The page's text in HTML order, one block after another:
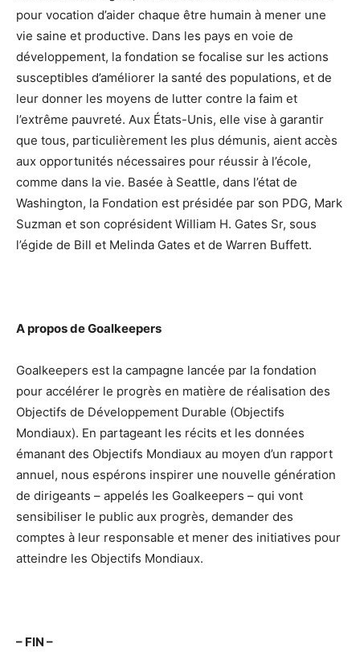
pour vocation d’aider chaque être humain à mener une
vie saine et productive. Dans les pays en voie de
développement, la fondation se focalise sur les actions
susceptibles d’améliorer la santé des populations, et de
leur donner les moyens de lutter contre la faim et
l’extrême pauvreté. Aux États-Unis, elle vise à garantir
que tous, particulièrement les plus démunis, aient accès
aux opportunités nécessaires pour réussir à l’école,
comme dans la vie. Basée à Seattle, dans l’état de
Washington, la Fondation est présidée par son PDG, Mark
Suzman et son coprésident William H. Gates Sr, sous
l’égide de Bill et Melinda Gates et de Warren Buffett.
A propos de Goalkeepers
Goalkeepers est la campagne lancée par la fondation
pour accélérer le progrès en matière de réalisation des
Objectifs de Développement Durable (Objectifs
Mondiaux). En partageant les récits et les données
émanant des Objectifs Mondiaux au moyen d’un rapport
annuel, nous espérons inspirer une nouvelle génération
de dirigeants – appelés les Goalkeepers – qui vont
sensibiliser le public aux progrès, demander des
comptes à leur responsable et mener des initiatives pour
atteindre les Objectifs Mondiaux.
– FIN –